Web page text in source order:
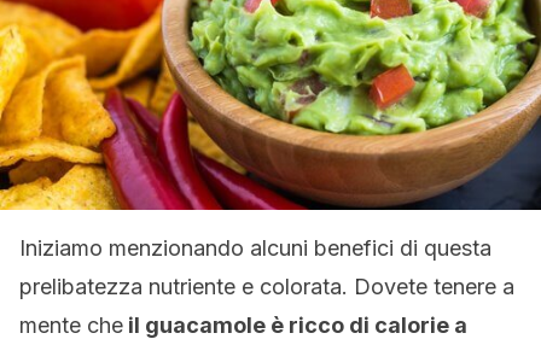
Iniziamo menzionando alcuni benefici di questa
prelibatezza nutriente e colorata. Dovete tenere a
mente che il guacamole è ricco di calorie a